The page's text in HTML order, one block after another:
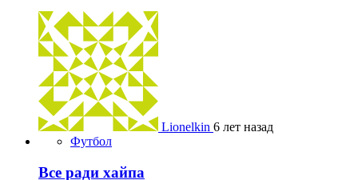
Lionelkin 6 лет назад
Футбол
Все ради хайпа